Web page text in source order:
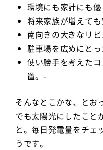
環境にも家計にも優
将来家族が増えても
南向きの大きなリビ
駐車場を広めにとっ
使い勝手を考えた
置。-
そんなとこかな、とお
でも太陽光にしたこと
と。毎日発電量をチェ
うです。